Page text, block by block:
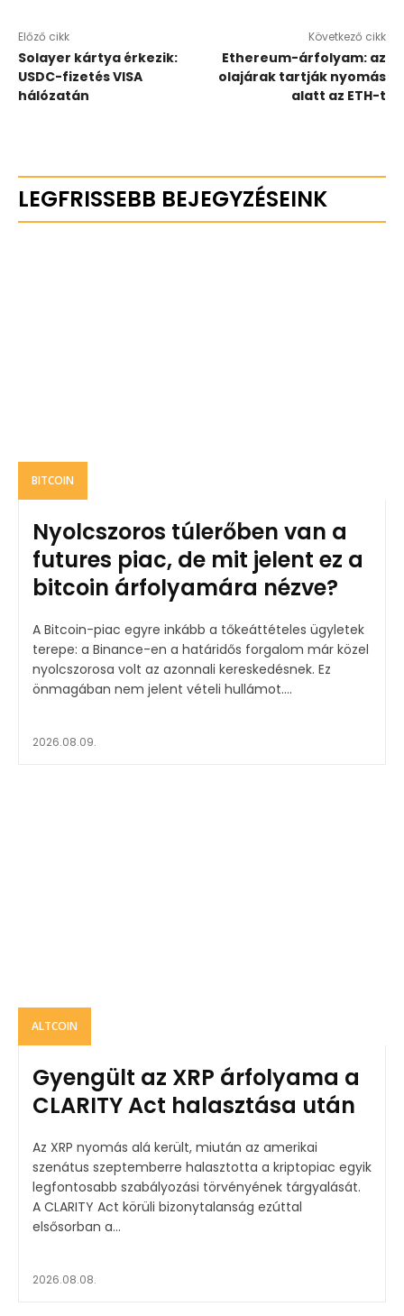
Előző cikk
Solayer kártya érkezik:
USDC-fizetés VISA
hálózatán
Következő cikk
Ethereum-árfolyam: az
olajárak tartják nyomás
alatt az ETH-t
LEGFRISSEBB BEJEGYZÉSEINK
BITCOIN
Nyolcszoros túlerőben van a
futures piac, de mit jelent ez a
bitcoin árfolyamára nézve?
A Bitcoin-piac egyre inkább a tőkeáttételes ügyletek
terepe: a Binance-en a határidős forgalom már közel
nyolcszorosa volt az azonnali kereskedésnek. Ez
önmagában nem jelent vételi hullámot....
2026.08.09.
ALTCOIN
Gyengült az XRP árfolyama a
CLARITY Act halasztása után
Az XRP nyomás alá került, miután az amerikai
szenátus szeptemberre halasztotta a kriptopiac egyik
legfontosabb szabályozási törvényének tárgyalását.
A CLARITY Act körüli bizonytalanság ezúttal
elsősorban a...
2026.08.08.